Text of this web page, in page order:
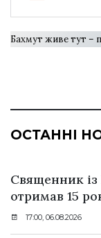
Бахмут живе тут –
ОСТАННІ
Священник
отримав 15
17:00, 06.08.2026